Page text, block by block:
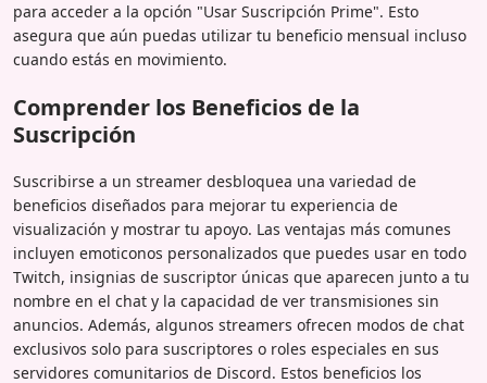
para acceder a la opción "Usar Suscripción Prime". Esto
asegura que aún puedas utilizar tu beneficio mensual incluso
cuando estás en movimiento.
Comprender los Beneficios de la
Suscripción
Suscribirse a un streamer desbloquea una variedad de
beneficios diseñados para mejorar tu experiencia de
visualización y mostrar tu apoyo. Las ventajas más comunes
incluyen emoticonos personalizados que puedes usar en todo
Twitch, insignias de suscriptor únicas que aparecen junto a tu
nombre en el chat y la capacidad de ver transmisiones sin
anuncios. Además, algunos streamers ofrecen modos de chat
exclusivos solo para suscriptores o roles especiales en sus
servidores comunitarios de Discord. Estos beneficios los